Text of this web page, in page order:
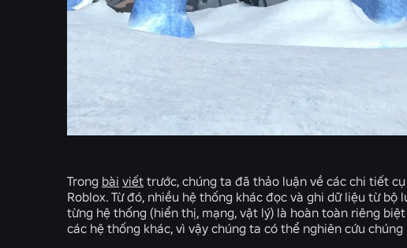
Trong bài viết trước, chúng ta đã thảo luận về các chi tiết
Roblox. Từ đó, nhiều hệ thống khác đọc và ghi dữ liệu từ
từng hệ thống (hiển thị, mạng, vật lý) là hoàn toàn riêng
các hệ thống khác, vì vậy chúng ta có thể nghiên cứu